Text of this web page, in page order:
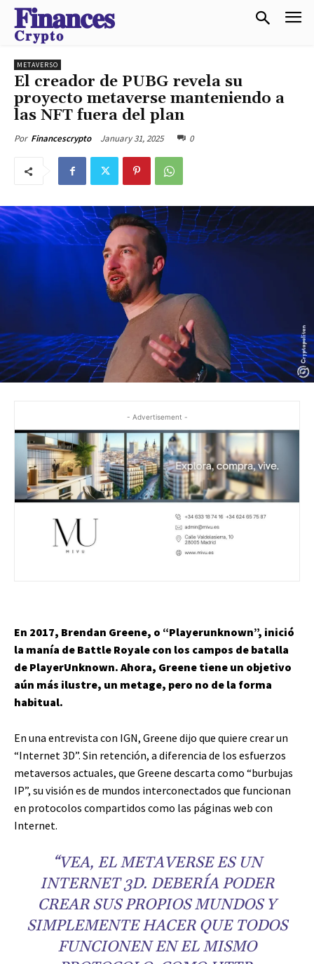
𝐅𝐢𝐧𝐚𝐧𝐜𝐞𝐬
𝐂𝐫𝐲𝐩𝐭𝐨
METAVERSO
El creador de PUBG revela su
proyecto metaverse manteniendo a
las NFT fuera del plan
Por Financescrypto January 31, 2025 0
- Advertisement -
En 2017, Brendan Greene, o “Playerunknown”, inició
la manía de Battle Royale con los campos de batalla
de PlayerUnknown. Ahora, Greene tiene un objetivo
aún más ilustre, un metage, pero no de la forma
habitual.
En una entrevista con IGN, Greene dijo que quiere crear un
“Internet 3D”. Sin retención, a diferencia de los esfuerzos
metaversos actuales, que Greene descarta como “burbujas
IP”, su visión es de mundos interconectados que funcionan
en protocolos compartidos como las páginas web con
Internet.
“VEA, EL METAVERSE ES UN
INTERNET 3D. DEBERÍA PODER
CREAR SUS PROPIOS MUNDOS Y
SIMPLEMENTE HACER QUE TODOS
FUNCIONEN EN EL MISMO